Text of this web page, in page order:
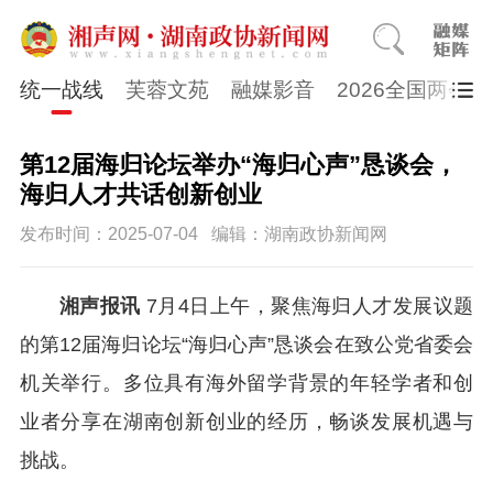
统一战线 芙蓉文苑 融媒影音 2026全国两会
第12届海归论坛举办“海归心声”恳谈会，
海归人才共话创新创业
发布时间：2025-07-04 编辑：湖南政协新闻网
湘声报讯 7月4日上午，聚焦海归人才发展议题
的第12届海归论坛“海归心声”恳谈会在致公党省委会
机关举行。多位具有海外留学背景的年轻学者和创
业者分享在湖南创新创业的经历，畅谈发展机遇与
挑战。